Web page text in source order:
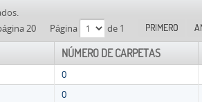
20
Página de 1 PRIMERO
NÚMERO DE CARPETAS
0
0